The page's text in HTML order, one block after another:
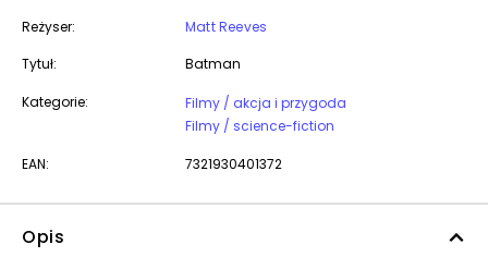
Reżyser:
Matt Reeves
Tytuł:
Batman
Kategorie:
Filmy / akcja i przygoda
Filmy / science-fiction
EAN: 7321930401372
Opis